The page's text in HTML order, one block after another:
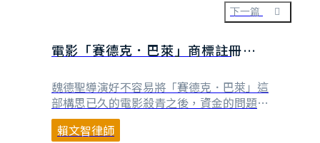
建議虛擬寶物或道具在線上遊戲作為一種提
供予玩家的「服務」，而消費者保護法第
19條及第19條⋯
下一篇
電影「賽德克．巴萊」商標註冊爭議
魏德聖導演好不容易將「賽德克．巴萊」這
部構思已久的電影殺青之後，資金的問題還
沒完全解決，果子電影公司將「賽德克．巴
萊」註冊商標，又引發部分賽德克族人的不
賴文智律師